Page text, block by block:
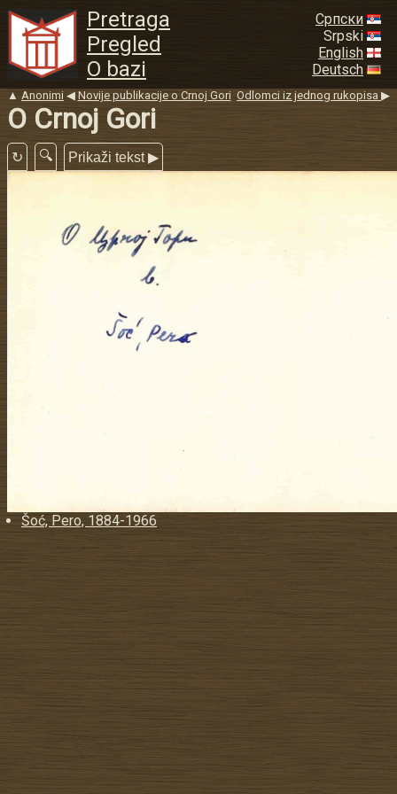
Pretraga
Pregled
O bazi
Српски
Srpski
English
Deutsch
▲ Anonimi ◀ Novije publikacije o Crnoj Gori Odlomci iz jednog rukopisa ▶
O Crnoj Gori
Šoć, Pero, 1884-1966